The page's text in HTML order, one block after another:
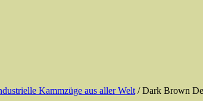
Kammzüge aus aller Welt / Dark Brown